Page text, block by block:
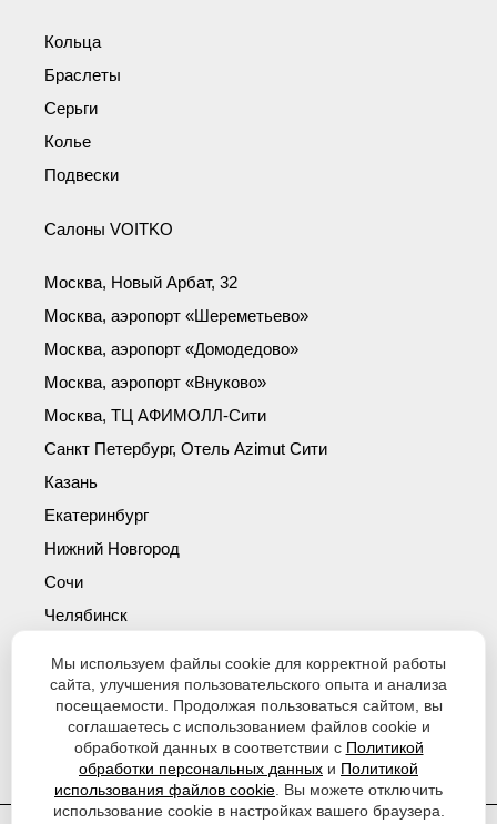
Кольца
Браслеты
Серьги
Колье
Подвески
Салоны VOITKO
Москва, Новый Арбат, 32
Москва, аэропорт «Шереметьево»
Москва, аэропорт «Домодедово»
Москва, аэропорт «Внуково»
Москва, ТЦ АФИМОЛЛ-Сити
Санкт Петербург, Отель Azimut Сити
Казань
Екатеринбург
Нижний Новгород
Сочи
Челябинск
Новосибирск
Уфа
Красноярск
Мы используем файлы cookie для корректной работы
сайта, улучшения пользовательского опыта и анализа
посещаемости. Продолжая пользоваться сайтом, вы
соглашаетесь с использованием файлов cookie и
обработкой данных в соответствии с Политикой
обработки персональных данных и Политикой
использования файлов cookie . Вы можете отключить
использование cookie в настройках вашего браузера.